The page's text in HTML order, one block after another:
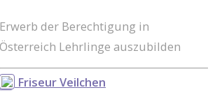
Erwerb der Berechtigung in
Österreich Lehrlinge auszubilden
Friseur Veilchen